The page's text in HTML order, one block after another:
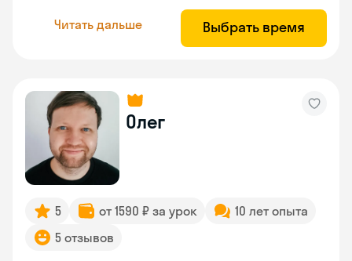
Читать дальше Выбрать время
Олег
5 от 1590 ₽ за урок
10 лет опыта
5 отзывов